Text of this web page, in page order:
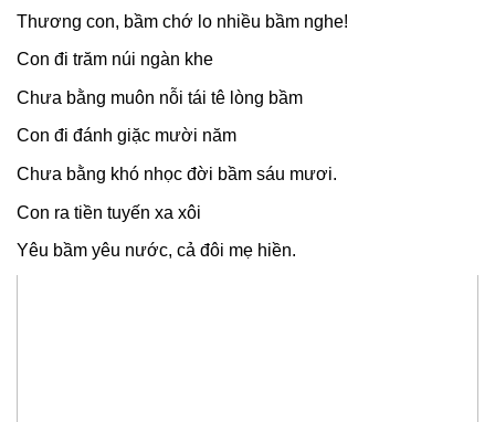
Thương con, bầm chớ lo nhiều bầm nghe!
Con đi trăm núi ngàn khe
Chưa bằng muôn nỗi tái tê lòng bầm
Con đi đánh giặc mười năm
Chưa bằng khó nhọc đời bầm sáu mươi.
Con ra tiền tuyến xa xôi
Yêu bầm yêu nước, cả đôi mẹ hiền.